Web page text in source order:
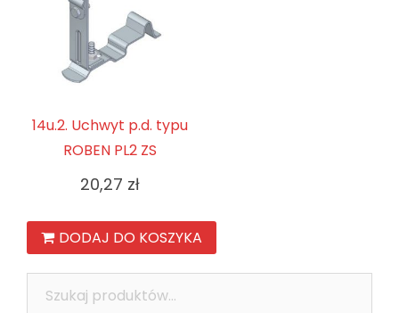
14u.2. Uchwyt p.d. typu
ROBEN PL2 ZS
20,27 zł
DODAJ DO KOSZYKA